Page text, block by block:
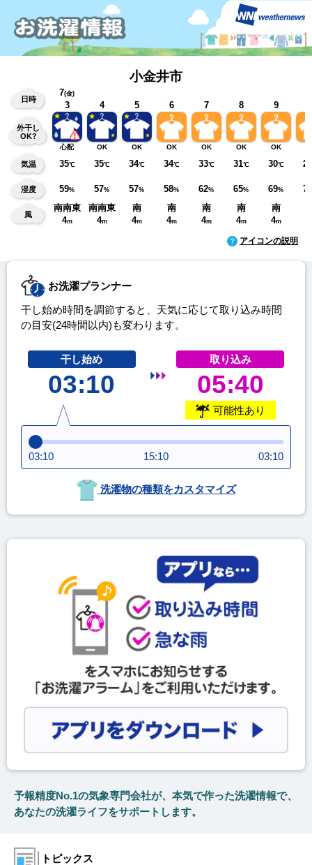
小金井市
日時
外干し
OK?
気温
湿度
風
7(金)
3
心配
35℃
59%
南南東
4m
4
OK
35℃
57%
南南東
4m
5
OK
34℃
57%
南
4m
6
OK
34℃
58%
南
4m
7
OK
33℃
62%
南
4m
8
OK
31℃
65%
南
4m
9
OK
30℃
69%
南
4m
29
75
アイコンの説明
お洗濯プランナー
干し始め時間を調節すると、天気に応じて取り込み時間
の目安(24時間以内)も変わります。
干し始め
03:10
取り込み
05:40
可能性あり
03:10 15:10 03:10
洗濯物の種類をカスタマイズ
予報精度No.1の気象専門会社が、本気で作った洗濯情報で、
あなたの洗濯ライフをサポートします。
トピックス